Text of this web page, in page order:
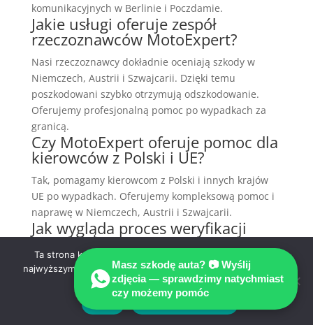
komunikacyjnych w Berlinie i Poczdamie.
Jakie usługi oferuje zespół
rzeczoznawców MotoExpert?
Nasi rzeczoznawcy dokładnie oceniają szkody w
Niemczech, Austrii i Szwajcarii. Dzięki temu
poszkodowani szybko otrzymują odszkodowanie.
Oferujemy profesjonalną pomoc po wypadkach za
granicą.
Czy MotoExpert oferuje pomoc dla
kierowców z Polski i UE?
Tak, pomagamy kierowcom z Polski i innych krajów
UE po wypadkach. Oferujemy kompleksową pomoc i
naprawę w Niemczech, Austrii i Szwajcarii.
Jak wygląda proces weryfikacji
opinii technicznych w
MotoExpert?
Oferujemy kompleksową obsługę klientów.
Dokonujemy niezależnej wyceny szkody i
weryfikujemy opinie techniczne po kolizji.
Masz szkodę auta? 📷 Wyślij
zdjęcia — sprawdzimy natychmiast
czy możemy pomóc
Ta strona korzysta z ciasteczek aby świadczyć usługi na
najwyższym poziomie. Dalsze korzystanie ze strony oznacza,
że zgadzasz się na ich użycie.